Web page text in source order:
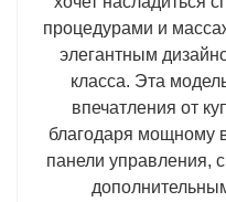
процедурами и
элегантным
класса. Эта
впечатления от
благодаря мощному
панели управления,